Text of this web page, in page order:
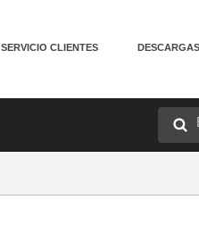
SERVICIO CLIENTES DESCARGAS